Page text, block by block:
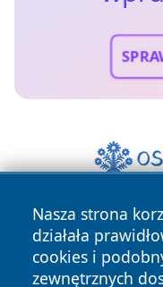
Nasza strona
działała
cookies i
zewnętrznych